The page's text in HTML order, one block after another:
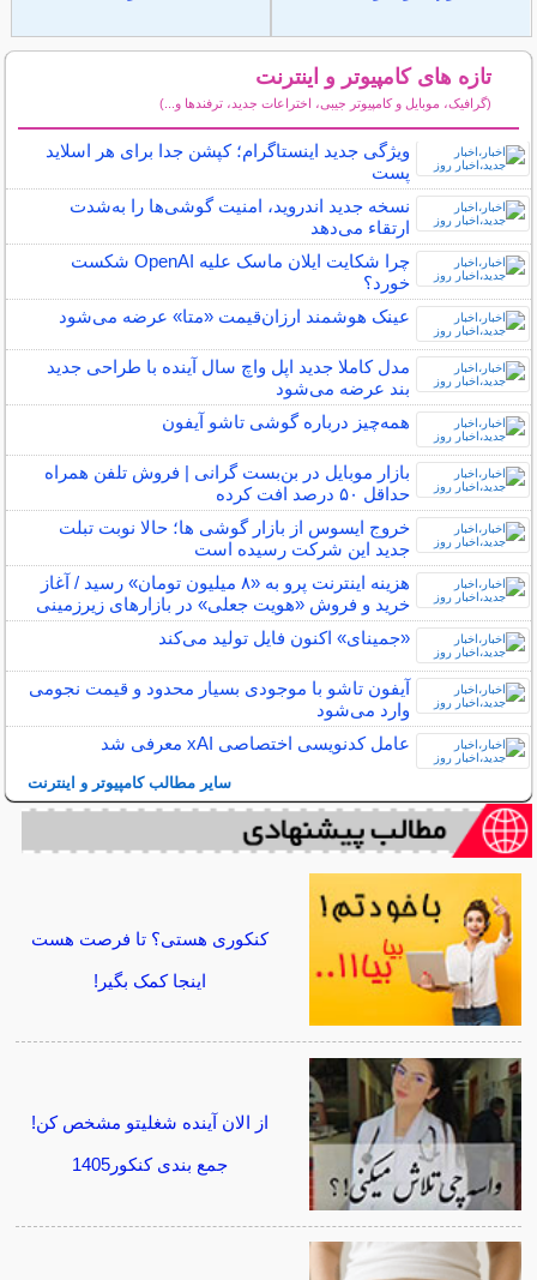
تازه های کامپیوتر و اینترنت
(گرافیک، موبایل و کامپیوتر جیبی، اختراعات جدید، ترفندها و...)
ویژگی جدید اینستاگرام؛ کپشن جدا برای هر اسلاید
پست
نسخه جدید اندروید، امنیت گوشی‌ها را به‌شدت
ارتقاء می‌دهد
چرا شکایت ایلان ماسک علیه OpenAI شکست
خورد؟
عینک هوشمند ارزان‌قیمت «متا» عرضه می‌شود
مدل کاملا جدید اپل واچ سال آینده با طراحی جدید
بند عرضه می‌شود
همه‌چیز درباره گوشی تاشو آیفون
بازار موبایل در بن‌بست گرانی | فروش تلفن همراه
حداقل ۵۰ درصد افت کرده
خروج ایسوس از بازار گوشی ها؛ حالا نوبت تبلت
جدید این شرکت رسیده است
هزینه اینترنت پرو به «۸ میلیون تومان» رسید / آغاز
خرید و فروش «هویت جعلی» در بازارهای زیرزمینی
«جمینای» اکنون فایل تولید می‌کند
آیفون تاشو با موجودی بسیار محدود و قیمت نجومی
وارد می‌شود
عامل کدنویسی اختصاصی xAI معرفی شد
سایر مطالب کامپیوتر و اینترنت
کنکوری هستی؟ تا فرصت هست
اینجا کمک بگیر!
از الان آینده شغلیتو مشخص کن!
جمع بندی کنکور1405